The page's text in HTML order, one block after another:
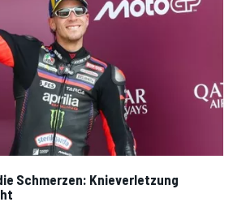
Schmerzen: Knieverletzung